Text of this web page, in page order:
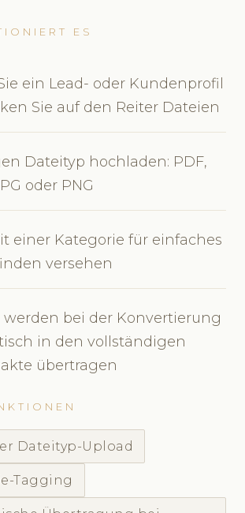
ES
ein Lead- oder Kundenprofil
Sie auf den Reiter Dateien
Dateityp hochladen: PDF,
oder PNG
einer Kategorie für einfaches
versehen
werden bei der Konvertierung
in den vollständigen
übertragen
Dateityp-Upload
Tagging